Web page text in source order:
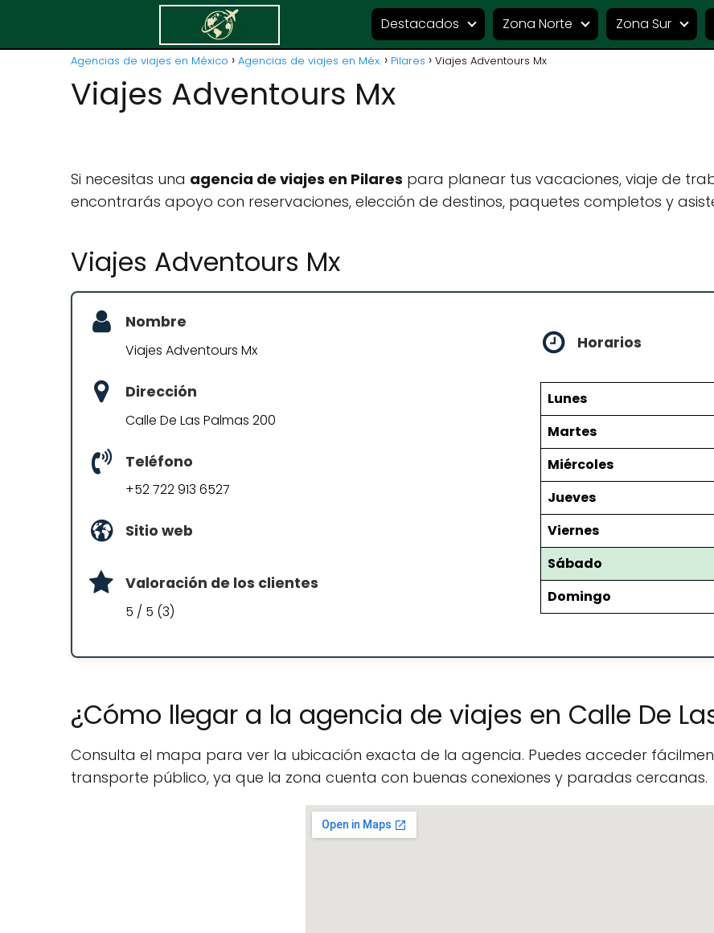
Destacados Zona Norte Zona Sur
Agencias de viajes en México Agencias de viajes en Méx. Pilares Viajes Adventours Mx
Viajes Adventours Mx
Si necesitas una agencia de viajes en Pilares para planear tus vacaciones, viaje de
encontrarás apoyo con reservaciones, elección de destinos, paquetes completos y
Viajes Adventours Mx
Nombre
Viajes Adventours Mx
Dirección
Calle De Las Palmas 200
Teléfono
+52 722 913 6527
Sitio web
Valoración de los clientes
5 / 5 (3)
Horarios
Lunes
Martes
Miércoles
Jueves
Viernes
Sábado
Domingo
¿Cómo llegar a la agencia de viajes en Calle De
Consulta el mapa para ver la ubicación exacta de la agencia. Puedes acceder
transporte público, ya que la zona cuenta con buenas conexiones y paradas cercanas.